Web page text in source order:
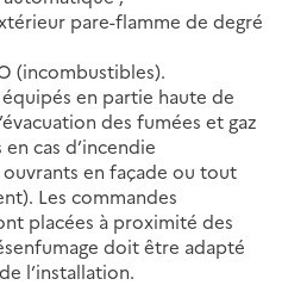
pare-flamme de degré
(incombustibles).
en partie haute de
des fumées et gaz
cas d’incendie
en façade ou tout
Les commandes
placées à proximité des
doit être adapté
l’installation.